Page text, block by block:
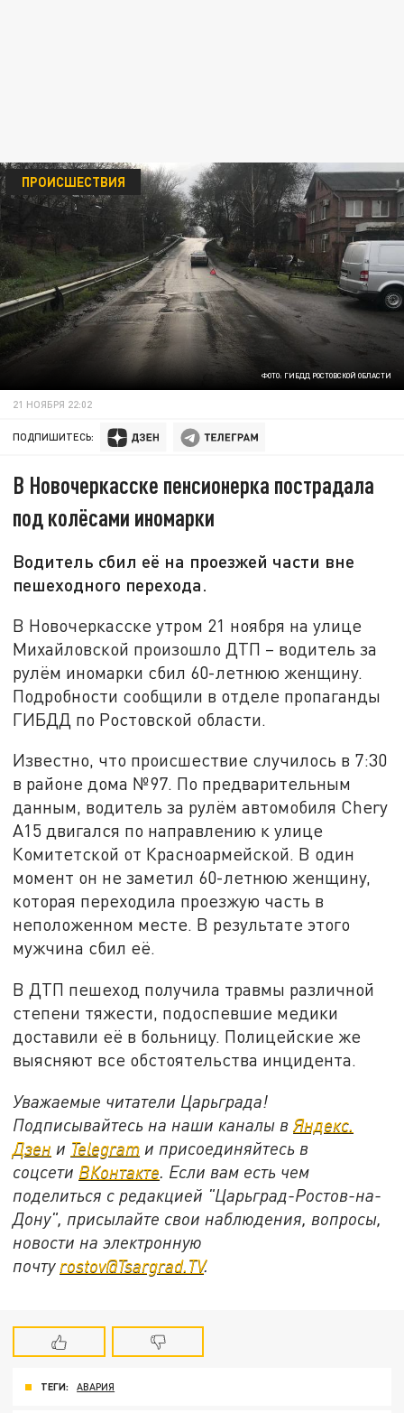
ФОТО: ГИБДД РОСТОВСКОЙ ОБЛАСТИ
ПРОИСШЕСТВИЯ
21 НОЯБРЯ 22:02
ПОДПИШИТЕСЬ:
В Новочеркасске пенсионерка пострадала
под колёсами иномарки
Водитель сбил её на проезжей части вне
пешеходного перехода.
В Новочеркасске утром 21 ноября на улице
Михайловской произошло ДТП – водитель за
рулём иномарки сбил 60-летнюю женщину.
Подробности сообщили в отделе пропаганды
ГИБДД по Ростовской области.
Известно, что происшествие случилось в 7:30
в районе дома №97. По предварительным
данным, водитель за рулём автомобиля Chery
A15 двигался по направлению к улице
Комитетской от Красноармейской. В один
момент он не заметил 60-летнюю женщину,
которая переходила проезжую часть в
неположенном месте. В результате этого
мужчина сбил её.
В ДТП пешеход получила травмы различной
степени тяжести, подоспевшие медики
доставили её в больницу. Полицейские же
выясняют все обстоятельства инцидента.
Уважаемые читатели Царьграда!
Подписывайтесь на наши каналы вЯндекс.
Дзен и Telegram и присоединяйтесь в
соцсети ВКонтакте. Если вам есть чем
поделиться с редакцией "Царьград-Ростов-на-
Дону", присылайте свои наблюдения, вопросы,
новости на электронную
почту rostov@Tsargrad.ТV.
ТЕГИ: АВАРИЯ